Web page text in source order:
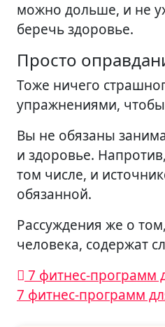
можно дольше, и не
беречь здоровье.
Просто
Тоже ничего
упражнениями,
Вы не обязаны
и здоровье.
том числе, и
обязанной.
Рассуждения же о
человека, содержат
Навигация
по
7 фитнес-программ
7 фитнес-программ